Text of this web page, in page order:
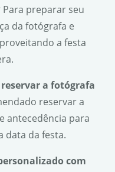
Para preparar seu
da fotógrafa e
a festa
a fotógrafa
reservar a
antecedência para
data da festa.
com